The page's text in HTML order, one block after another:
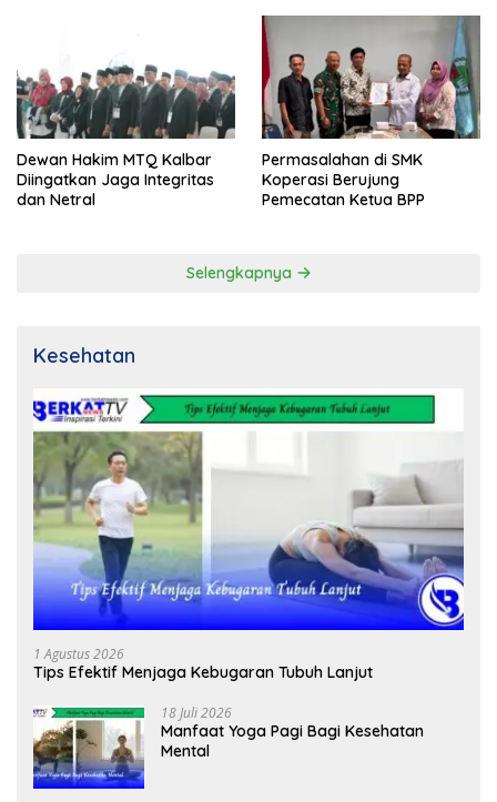
Dewan Hakim MTQ Kalbar
Diingatkan Jaga Integritas
dan Netral
Permasalahan di SMK
Koperasi Berujung
Pemecatan Ketua BPP
Selengkapnya
Kesehatan
1 Agustus 2026
Tips Efektif Menjaga Kebugaran Tubuh Lanjut
18 Juli 2026
Manfaat Yoga Pagi Bagi Kesehatan
Mental